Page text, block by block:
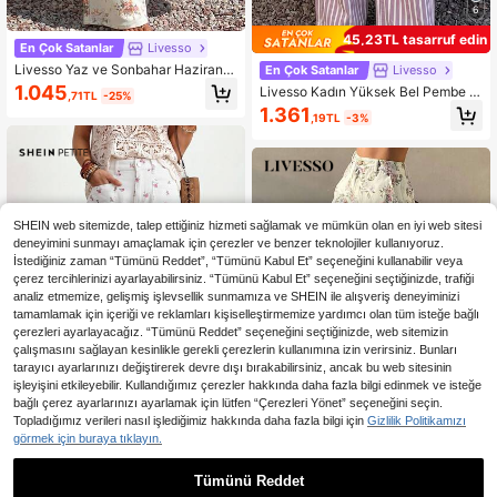
En Çok Satanlar Livesso
Livesso Yaz ve Sonbahar Haziran F
estivali Yüksek Bel Beyaz Çiçek De
senli Pamuklu Bol Geniş Paça Günl
1.045 ,71TL -25%
12
En Çok Satanlar SHEIN PETITE
SHEIN PETITE Kadın Günlük Bohem
6
45,23TL tasarruf edin
En Çok Satanlar Livesso
Livesso Kadın Yüksek Bel Pembe &
Beyaz Çizgili Günlük Bol Düz Paça
Geniş Paça Uzun Pantolon, Sonbah
1.361 ,19TL -3%
En Çok Satanlar
SHEIN web sitemizde, talep ettiğiniz hizmeti sağlamak ve mümkün olan en iyi web sitesi
deneyimini sunmayı amaçlamak için çerezler ve benzer teknolojiler kullanıyoruz.
İstediğiniz zaman “Tümünü Reddet”, “Tümünü Kabul Et” seçeneğini kullanabilir veya
çerez tercihlerinizi ayarlayabilirsiniz. “Tümünü Kabul Et” seçeneğini seçtiğinizde, trafiği
analiz etmemize, gelişmiş işlevsellik sunmamıza ve SHEIN ile alışveriş deneyiminizi
tamamlamak için içeriği ve reklamları kişiselleştirmemize yardımcı olan tüm isteğe bağlı
çerezleri ayarlayacağız. “Tümünü Reddet” seçeneğini seçtiğinizde, web sitemizin
çalışmasını sağlayan kesinlikle gerekli çerezlerin kullanımına izin verirsiniz. Bunları
tarayıcı ayarlarınızı değiştirerek devre dışı bırakabilirsiniz, ancak bu web sitesinin
işleyişini etkileyebilir. Kullandığımız çerezler hakkında daha fazla bilgi edinmek ve isteğe
bağlı çerez ayarlarınızı ayarlamak için lütfen “Çerezleri Yönet” seçeneğini seçin.
Topladığımız verileri nasıl işlediğimiz hakkında daha fazla bilgi için Gizlilik Politikamızı
görmek için buraya tıklayın.
Tümünü Reddet